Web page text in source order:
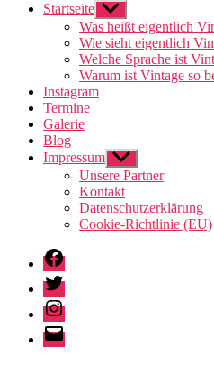
Startseite Untermenü
anzeigen
Was heißt eigentlich
Wie sieht eigentlich
Welche Sprache ist
Warum ist Vintage so
Instagram
Termine
Galerie
Blog
Impressum Untermenü
anzeigen
Unsere Partner
Kontakt
Datenschutzerklärung
Cookie-Richtlinie (EU)
Facebook
Twitter
Instagram
E-
Mail